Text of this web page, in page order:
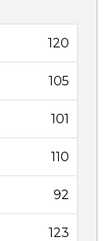
120
105
101
110
92
123